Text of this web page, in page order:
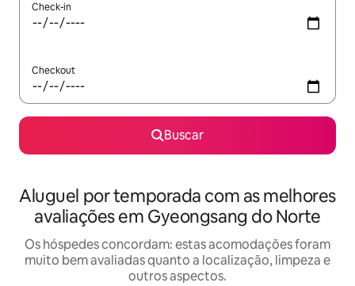
Check-in
Checkout
Buscar
Aluguel por temporada com as melhores
avaliações em Gyeongsang do Norte
Os hóspedes concordam: estas acomodações foram
muito bem avaliadas quanto a localização, limpeza e
outros aspectos.